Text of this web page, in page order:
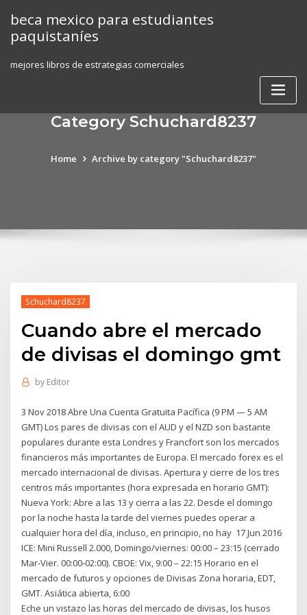
content
beca mexico para estudiantes
paquistaníes
mejores libros de estrategias comerciales
Category Schuchard8237
Home Archive by category "Schuchard8237"
Schuchard8237
Cuando abre el mercado
de divisas el domingo gmt
by Editor
3 Nov 2018 Abre Una Cuenta Gratuita Pacífica (9 PM — 5 AM
GMT) Los pares de divisas con el AUD y el NZD son bastante
populares durante esta Londres y Francfort son los mercados
financieros más importantes de Europa. El mercado forex es el
mercado internacional de divisas. Apertura y cierre de los tres
centros más importantes (hora expresada en horario GMT):
Nueva York: Abre a las 13 y cierra a las 22. Desde el domingo
por la noche hasta la tarde del viernes puedes operar a
cualquier hora del día, incluso, en principio, no hay 17 Jun 2016
ICE: Mini Russell 2.000, Domingo/viernes: 00:00 – 23:15 (cerrado
Mar-Vier. 00:00-02:00). CBOE: Vix, 9:00 – 22:15 Horario en el
mercado de futuros y opciones de Divisas Zona horaria, EDT,
GMT. Asiática abierta, 6:00
Eche un vistazo las horas del mercado de divisas, los husos